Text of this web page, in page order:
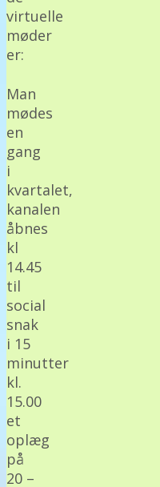
virtuelle
møder
er:
Man
mødes
en
gang
i
kvartalet,
kanalen
åbnes
kl
14.45
til
social
snak
i 15
minutter
kl.
15.00
et
oplæg
på
20 –